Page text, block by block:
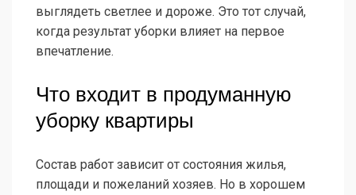
выглядеть светлее и дороже. Это тот случай,
когда результат уборки влияет на первое
впечатление.
Что входит в продуманную
уборку квартиры
Состав работ зависит от состояния жилья,
площади и пожеланий хозяев. Но в хорошем